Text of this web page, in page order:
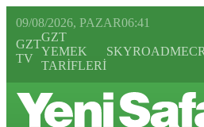
09/08/2026, PAZAR06:41
GZT
TV
GZT
YEMEK
TARİFLERİ
SKYROAD